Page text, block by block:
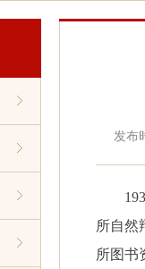
发布
所自然
所图书